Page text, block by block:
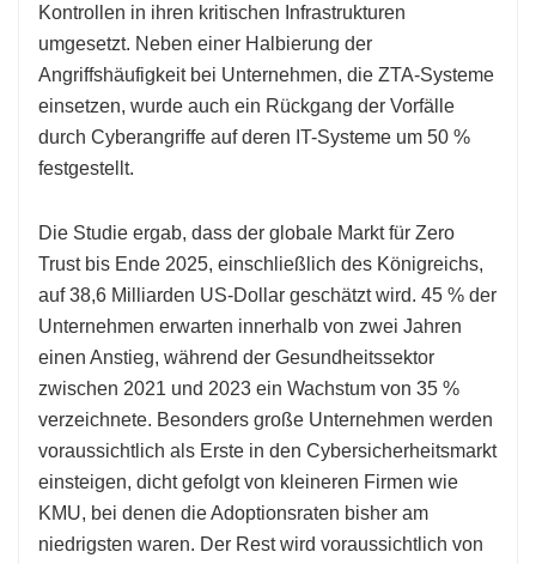
Kontrollen in ihren kritischen Infrastrukturen
umgesetzt. Neben einer Halbierung der
Angriffshäufigkeit bei Unternehmen, die ZTA-Systeme
einsetzen, wurde auch ein Rückgang der Vorfälle
durch Cyberangriffe auf deren IT-Systeme um 50 %
festgestellt.
Die Studie ergab, dass der globale Markt für Zero
Trust bis Ende 2025, einschließlich des Königreichs,
auf 38,6 Milliarden US-Dollar geschätzt wird. 45 % der
Unternehmen erwarten innerhalb von zwei Jahren
einen Anstieg, während der Gesundheitssektor
zwischen 2021 und 2023 ein Wachstum von 35 %
verzeichnete. Besonders große Unternehmen werden
voraussichtlich als Erste in den Cybersicherheitsmarkt
einsteigen, dicht gefolgt von kleineren Firmen wie
KMU, bei denen die Adoptionsraten bisher am
niedrigsten waren. Der Rest wird voraussichtlich von